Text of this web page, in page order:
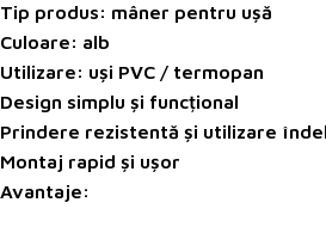
Tip produs: mâner pentru ușă
Culoare: alb
Utilizare: uși PVC / termopan
Design simplu și funcțional
Prindere rezistentă și utilizare
Montaj rapid și ușor
Avantaje: